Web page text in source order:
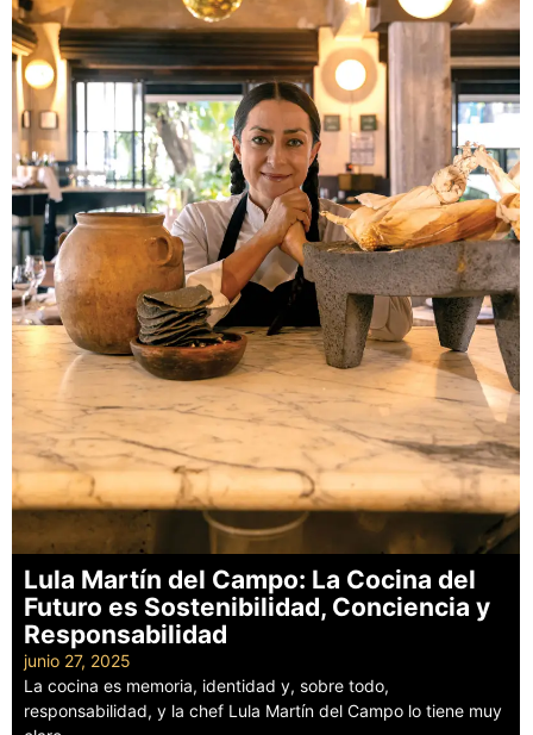
Lula Martín del Campo: La Cocina del
Futuro es Sostenibilidad, Conciencia y
Responsabilidad
junio 27, 2025
La cocina es memoria, identidad y, sobre todo,
responsabilidad, y la chef Lula Martín del Campo lo tiene muy